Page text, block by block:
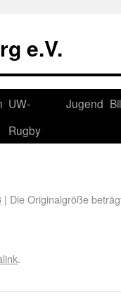
e.V.
UW-
Rugby
Jugend
| Die Originalgröße
.